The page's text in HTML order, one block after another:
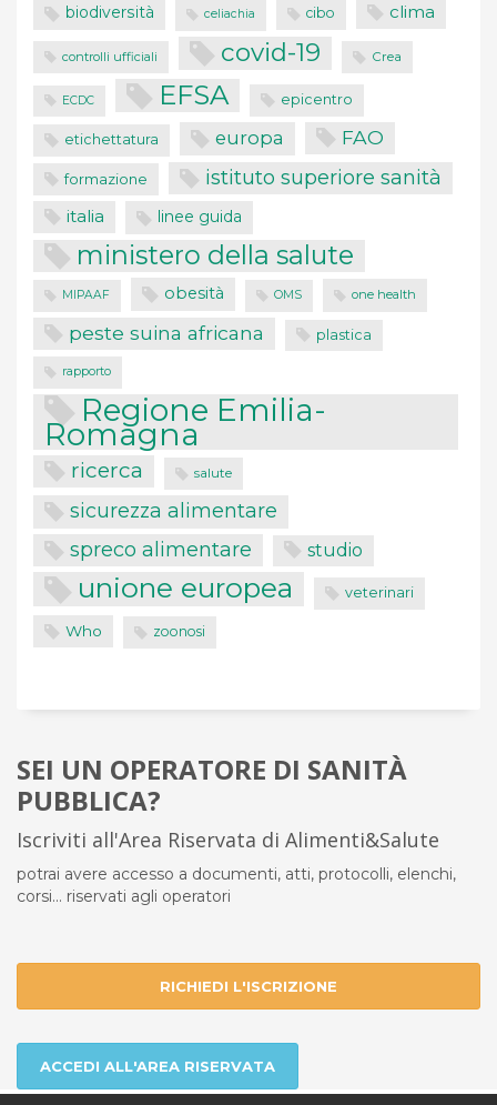
biodiversità celiachia cibo clima
controlli ufficiali covid-19 Crea
ECDC EFSA epicentro
etichettatura europa FAO
formazione istituto superiore sanità
italia linee guida
ministero della salute
MIPAAF obesità OMS one health
peste suina africana plastica
rapporto
Regione Emilia-
Romagna
ricerca salute
sicurezza alimentare
spreco alimentare studio
unione europea veterinari
Who zoonosi
SEI UN OPERATORE DI SANITÀ
PUBBLICA?
Iscriviti all'Area Riservata di Alimenti&Salute
potrai avere accesso a documenti, atti, protocolli, elenchi,
corsi... riservati agli operatori
RICHIEDI L'ISCRIZIONE
ACCEDI ALL'AREA RISERVATA